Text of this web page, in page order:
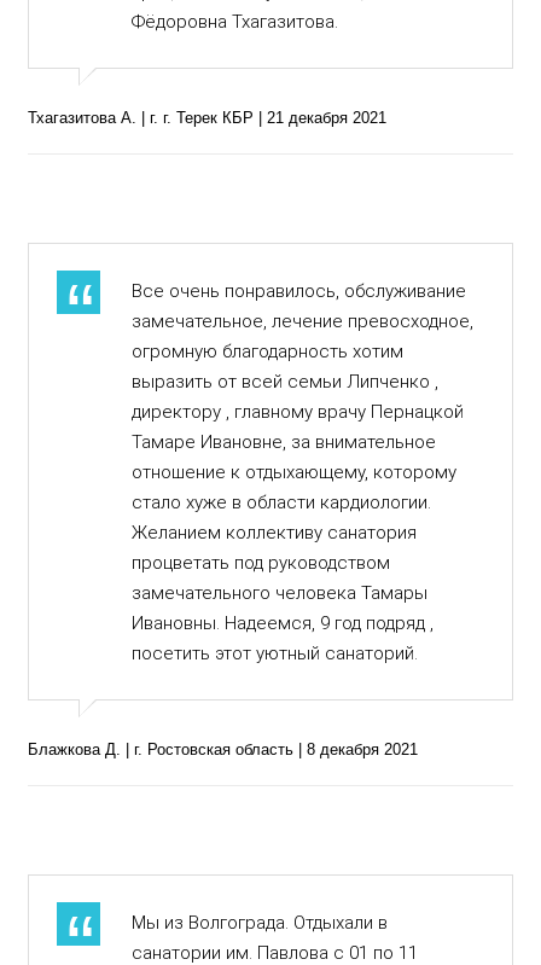
Фёдоровна Тхагазитова.
Тхагазитова А. | г. г. Терек КБР | 21 декабря 2021
Все очень понравилось, обслуживание
замечательное, лечение превосходное,
огромную благодарность хотим
выразить от всей семьи Липченко ,
директору , главному врачу Пернацкой
Тамаре Ивановне, за внимательное
отношение к отдыхающему, которому
стало хуже в области кардиологии.
Желанием коллективу санатория
процветать под руководством
замечательного человека Тамары
Ивановны. Надеемся, 9 год подряд ,
посетить этот уютный санаторий.
Блажкова Д. | г. Ростовская область | 8 декабря 2021
Мы из Волгограда. Отдыхали в
санатории им. Павлова с 01 по 11